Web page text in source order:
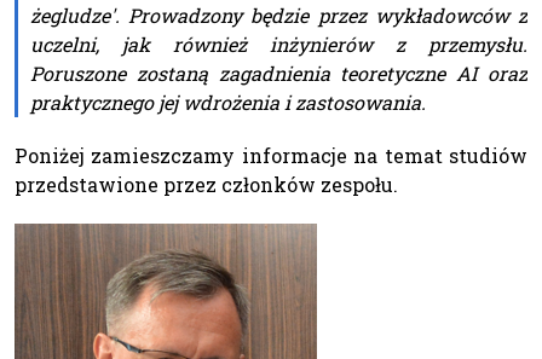
żegludze'. Prowadzony będzie przez wykładowców z
uczelni, jak również inżynierów z przemysłu.
Poruszone zostaną zagadnienia teoretyczne AI oraz
praktycznego jej wdrożenia i zastosowania.
Poniżej zamieszczamy informacje na temat studiów
przedstawione przez członków zespołu.